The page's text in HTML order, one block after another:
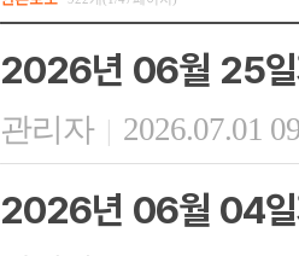
2026년 06월 25일
관리자 | 2026.07.01
2026년 06월 04일